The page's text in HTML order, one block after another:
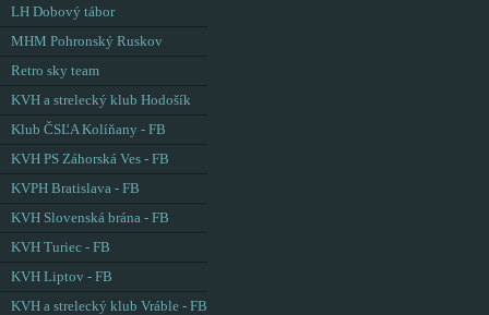
LH Dobový tábor
MHM Pohronský Ruskov
Retro sky team
KVH a strelecký klub Hodošík
Klub ČSĽA Kolíňany - FB
KVH PS Záhorská Ves - FB
KVPH Bratislava - FB
KVH Slovenská brána - FB
KVH Turiec - FB
KVH Liptov - FB
KVH a strelecký klub Vráble - FB